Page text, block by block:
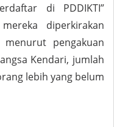
di PDDIKTI”
diperkirakan
pengakuan
Kendari, jumlah
lebih yang belum